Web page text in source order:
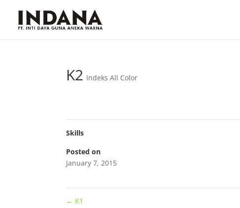
K2 Indeks All Color
Skills
Posted on
January 7, 2015
← K1